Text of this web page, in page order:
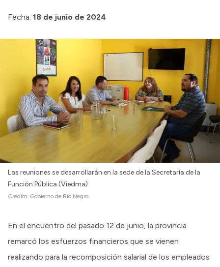
Fecha: 18 de junio de 2024
Las reuniones se desarrollarán en la sede de la Secretaría de la
Función Pública (Viedma)
Crédito: Gobierno de Río Negro
En el encuentro del pasado 12 de junio, la provincia
remarcó los esfuerzos financieros que se vienen
realizando para la recomposición salarial de los empleados